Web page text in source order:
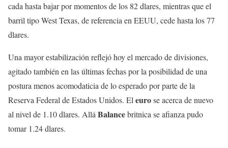
cada hasta bajar por momentos de los 82 dlares, mientras que el
barril tipo West Texas, de referencia en EEUU, cede hasta los 77
dlares.
Una mayor estabilización reflejó hoy el mercado de divisiones,
agitado también en las últimas fechas por la posibilidad de una
postura menos acomodaticia de lo esperado por parte de la
Reserva Federal de Estados Unidos. El eurose acerca de nuevo
al nivel de 1.10 dlares. Allá Balancebritnica se afianza pudo
tomar 1.24 dlares.